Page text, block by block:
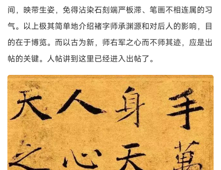
间，映带生姿，免得沾染石刻端严板滞、笔画不相连属的习
气。以上极其简单地介绍褚字师承渊源和对后人的影响，目
的在于博览。而以古为新，师右军之心而不师其迹，应是出
帖的关键。人帖讲到这里已经进入出帖了。